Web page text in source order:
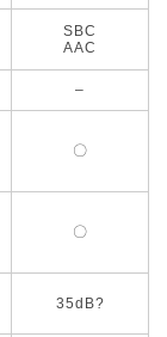
SBC
AAC
–
〇
〇
35dB?